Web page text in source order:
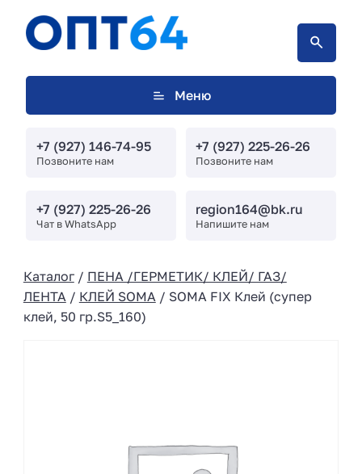
Меню
+7 (927) 146-74-95
Позвоните нам
+7 (927) 225-26-26
Позвоните нам
+7 (927) 225-26-26
Чат в WhatsApp
region164@bk.ru
Напишите нам
Каталог/ ПЕНА /ГЕРМЕТИК/ КЛЕЙ/ ГАЗ/
ЛЕНТА / КЛЕЙ SOMA / SOMA FIX Клей (супер
клей, 50 гр.S5_160)